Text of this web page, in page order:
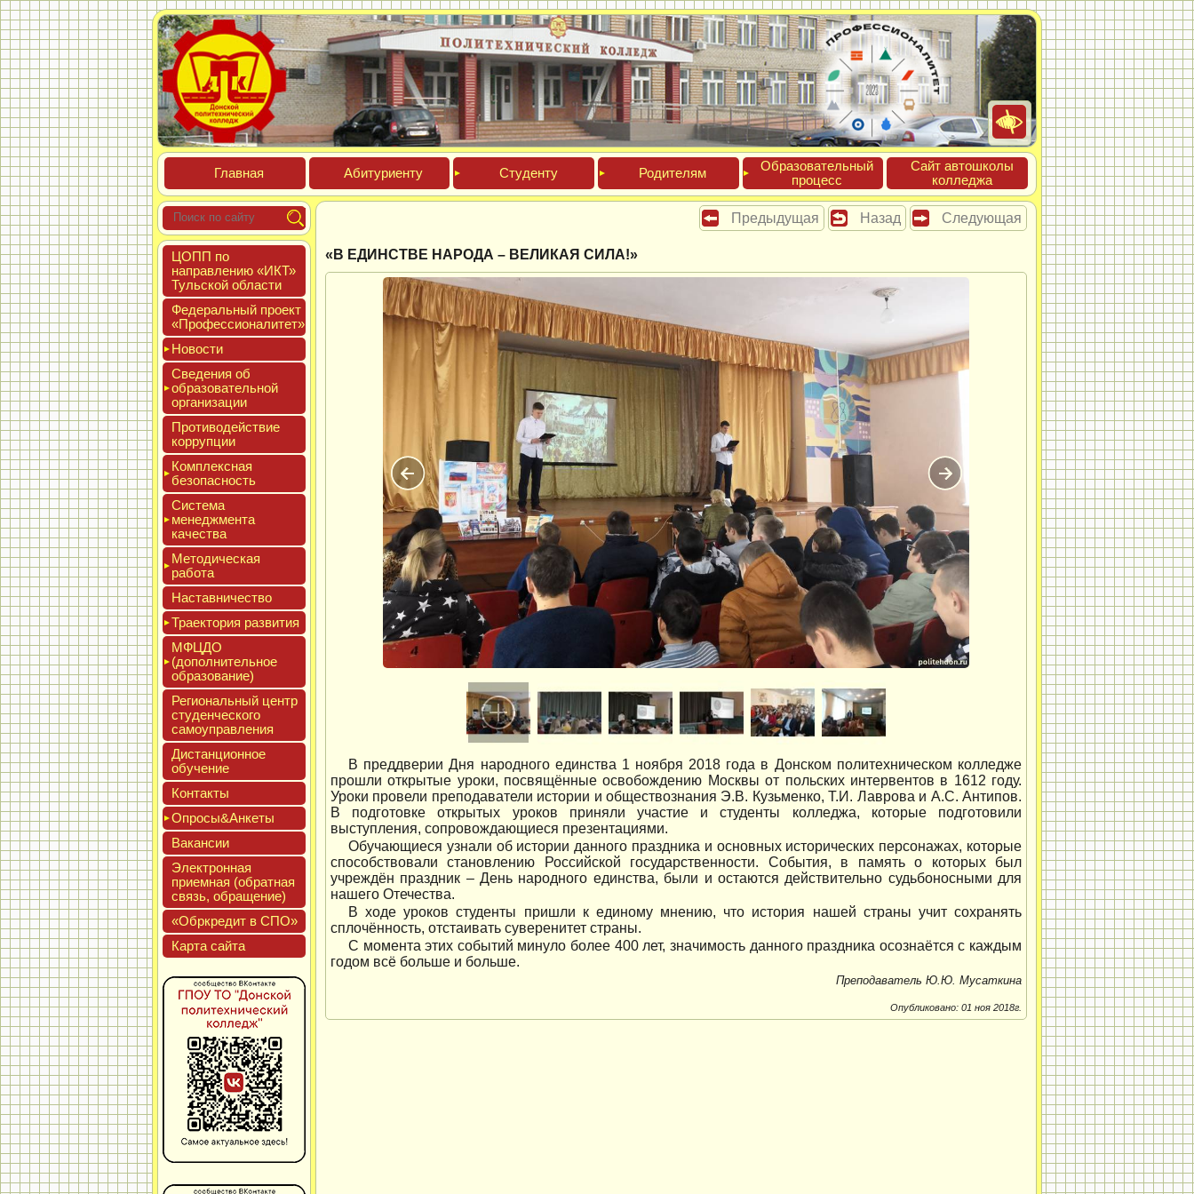
Глав­ная Аби­тури­ен­ту Сту­ден­ту Роди­телям
Обра­зова­тель­ный
про­цесс
Сайт ав­тошко­лы
кол­леджа
ЦОПП по
нап­равле­нию «ИКТ»
Туль­ской об­ласти
Феде­раль­ный про­ект
«Про­фес­си­она­литет»
Новос­ти
Све­дения об
об­ра­зова­тель­ной
ор­га­низа­ции
Про­тиво­дей­ствие
кор­рупции
Ком­плексная
бе­зопас­ность
Сис­те­ма
ме­нед­жмен­та
ка­чес­тва
Мето­дичес­кая
ра­бота
Нас­тавни­чес­тво
Тра­ек­то­рия раз­ви­тия
МФЦДО
(до­пол­ни­тель­ное
об­ра­зова­ние)
Реги­ональ­ный центр
сту­ден­ческо­го
са­мо­уп­равле­ния
Дис­танци­он­ное
обу­чение
Кон­такты
Опро­сы&Анке­ты
Вакан­сии
Элек­трон­ная
при­ем­ная (об­ратная
связь, об­ра­щение)
«Обркре­дит в СПО»
Кар­та сай­та
Предыдущая Назад Следующая
«В ЕДИНСТВЕ НАРОДА – ВЕЛИКАЯ СИЛА!»
В преддверии Дня народного единства 1 ноября 2018 года в Донском политехническом колледже
прошли открытые уроки, посвящённые освобождению Москвы от польских интервентов в 1612 году.
Уроки провели преподаватели истории и обществознания Э.В. Кузьменко, Т.И. Лаврова и А.С. Антипов.
В подготовке открытых уроков приняли участие и студенты колледжа, которые подготовили
выступления, сопровождающиеся презентациями.
Обучающиеся узнали об истории данного праздника и основных исторических персонажах, которые
способствовали становлению Российской государственности. События, в память о которых был
учреждён праздник – День народного единства, были и остаются действительно судьбоносными для
нашего Отечества.
В ходе уроков студенты пришли к единому мнению, что история нашей страны учит сохранять
сплочённость, отстаивать суверенитет страны.
С момента этих событий минуло более 400 лет, значимость данного праздника осознаётся с каждым
годом всё больше и больше.
Преподаватель Ю.Ю. Мусаткина
Опубликовано: 01 ноя 2018г.